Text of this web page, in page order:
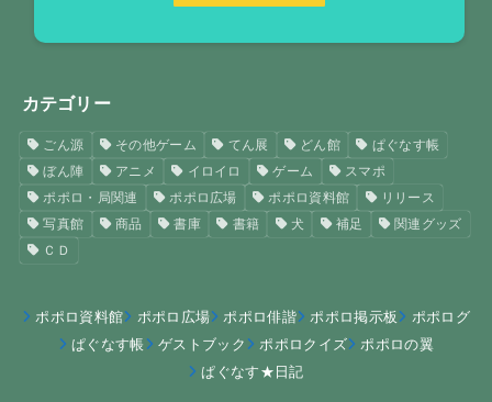
カテゴリー
ごん源 その他ゲーム てん展 どん館
ぱぐなす帳
ぼん陣
アニメ イロイロ ゲーム
スマポ
ポポロ・局関連
ポポロ広場 ポポロ資料館
リリース
写真館
商品 書庫 書籍 犬 補足
関連グッズ
ＣＤ
ポポロ資料館 ポポロ広場 ポポロ俳諧 ポポロ掲示板
ポポログ
ぱぐなす帳
ゲストブック ポポロクイズ
ポポロの翼
ぱぐなす★日記